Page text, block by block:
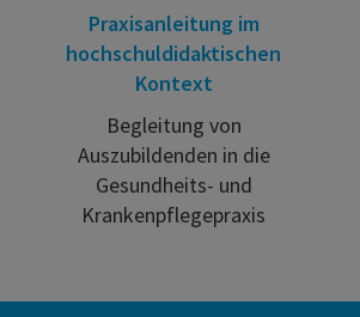
Praxisanleitung im
hochschuldidaktischen
Kontext
Begleitung von
Auszubildenden in die
Gesundheits- und
Krankenpflegepraxis